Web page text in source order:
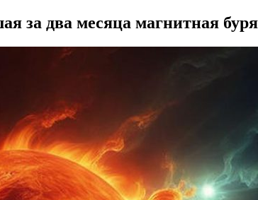
за два месяца магнитная буря